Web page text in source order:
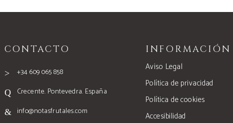
CONTACTO
+34 609 065 858
Crecente. Pontevedra. España
info@notasfrutales.com
INFORMACIÓN
Aviso Legal
Política de privacidad
Política de cookies
Accesibilidad